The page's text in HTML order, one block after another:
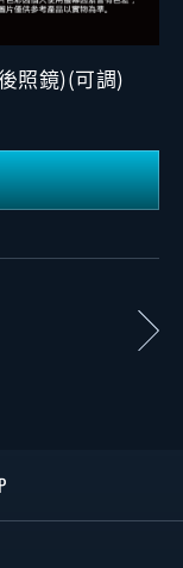
照鏡)(可調)